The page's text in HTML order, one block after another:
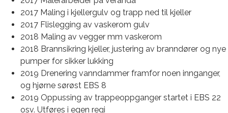
2017 Maling i kjellergulv og trapp ned til kjeller
2017 Flislegging av vaskerom gulv
2018 Maling av vegger mm vaskerom
2018 Brannsikring kjeller, justering av branndører og nye
pumper for sikker lukking
2019 Drenering vanndammer framfor noen innganger,
og hjørne sørøst EBS 8
2019 Oppussing av trappeoppganger startet i EBS 22
osv. Utføres i egen regi